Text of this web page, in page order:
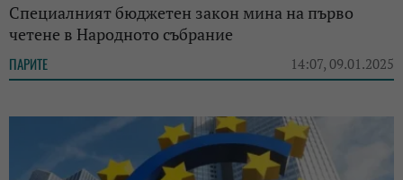
Специалният бюджетен закон мина на първо
четене в Народното събрание
ПАРИТЕ 14:07, 09.01.2025